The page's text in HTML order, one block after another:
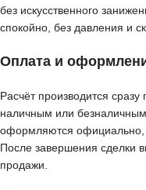
без искусственного
спокойно, без давления и
Оплата и
Расчёт производится
наличным или
оформляются официально,
После завершения сделки
продажи.